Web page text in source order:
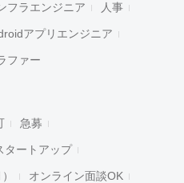
フラエンジニア 人事
アプリエンジニア
ファー
急募
タートアップ
オンライン面談OK